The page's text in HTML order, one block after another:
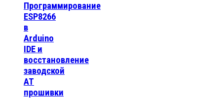
Программирование
ESP8266
в
Arduino
IDE и
восстановление
заводской
AT
прошивки